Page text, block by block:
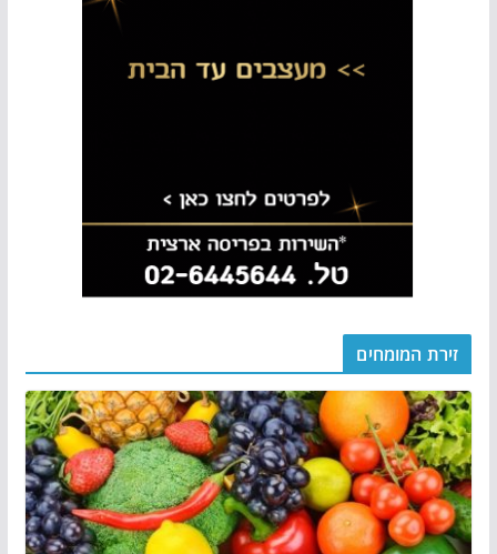
זירת המומחים